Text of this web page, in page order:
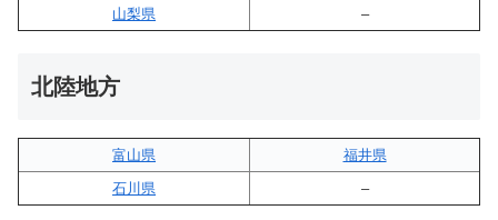
山梨県
–
北陸地方
富山県
福井県
石川県
–